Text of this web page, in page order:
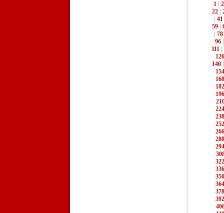
1
2
22|
41
59|
78
96
111|
126
140
154
168
182
196
224
238
252
266
280
294
322
336
350
364
378
392